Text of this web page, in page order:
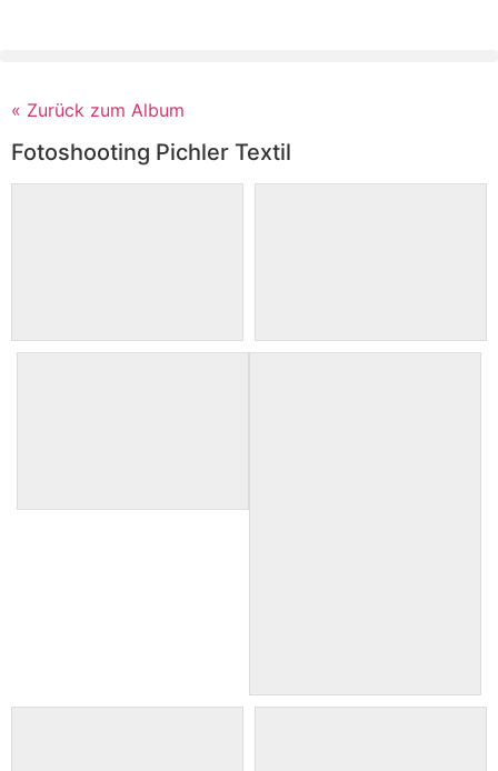
« Zurück zum Album
Fotoshooting Pichler Textil